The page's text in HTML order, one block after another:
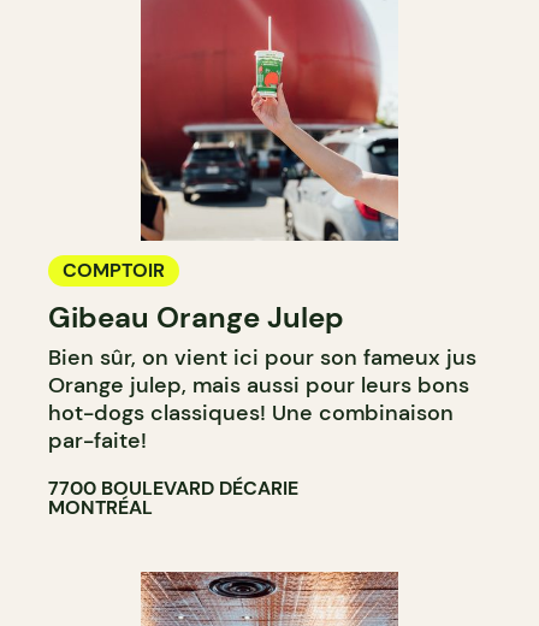
COMPTOIR
Gibeau Orange Julep
Bien sûr, on vient ici pour son fameux jus
Orange julep, mais aussi pour leurs bons
hot-dogs classiques! Une combinaison
par-faite!
7700 BOULEVARD DÉCARIE
MONTRÉAL